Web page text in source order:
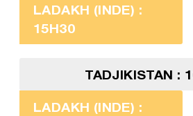
LADAKH (INDE) :
15H30
TADJIKISTAN :
LADAKH (INDE) :